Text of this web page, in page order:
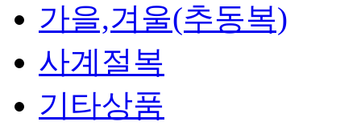
가을,겨울(추동복)
사계절복
기타상품